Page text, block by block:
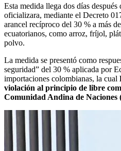
Esta medida llega dos días
oficializara, mediante el Decreto
arancel recíproco del 30 % a más
ecuatorianos, como arroz, fríjol,
polvo.
La medida se presentó como
seguridad” del 30 % aplicada por
importaciones colombianas, la cual
violación al principio de libre
Comunidad Andina de Naciones